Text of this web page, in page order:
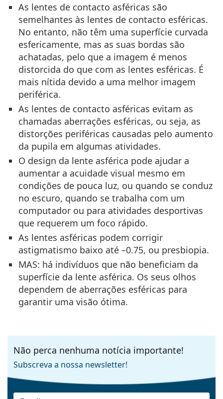
As lentes de contacto asféricas são
semelhantes às lentes de contacto esféricas.
No entanto, não têm uma superfície curvada
esfericamente, mas as suas bordas são
achatadas, pelo que a imagem é menos
distorcida do que com as lentes esféricas. É
mais nítida devido a uma melhor imagem
periférica.
As lentes de contacto asféricas evitam as
chamadas aberrações esféricas, ou seja, as
distorções periféricas causadas pelo aumento
da pupila em algumas atividades.
O design da lente asférica pode ajudar a
aumentar a acuidade visual mesmo em
condições de pouca luz, ou quando se conduz
no escuro, quando se trabalha com um
computador ou para atividades desportivas
que requerem um foco rápido.
As lentes asféricas podem corrigir
astigmatismo baixo até –0.75, ou presbiopia.
MAS: há indivíduos que não beneficiam da
superfície da lente asférica. Os seus olhos
dependem de aberrações esféricas para
garantir uma visão ótima.
Não perca nenhuma notícia importante!
Subscreva a nossa newsletter!